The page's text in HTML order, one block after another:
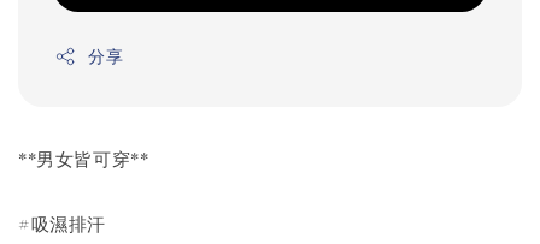
分享
**男女皆可穿**
#吸濕排汗